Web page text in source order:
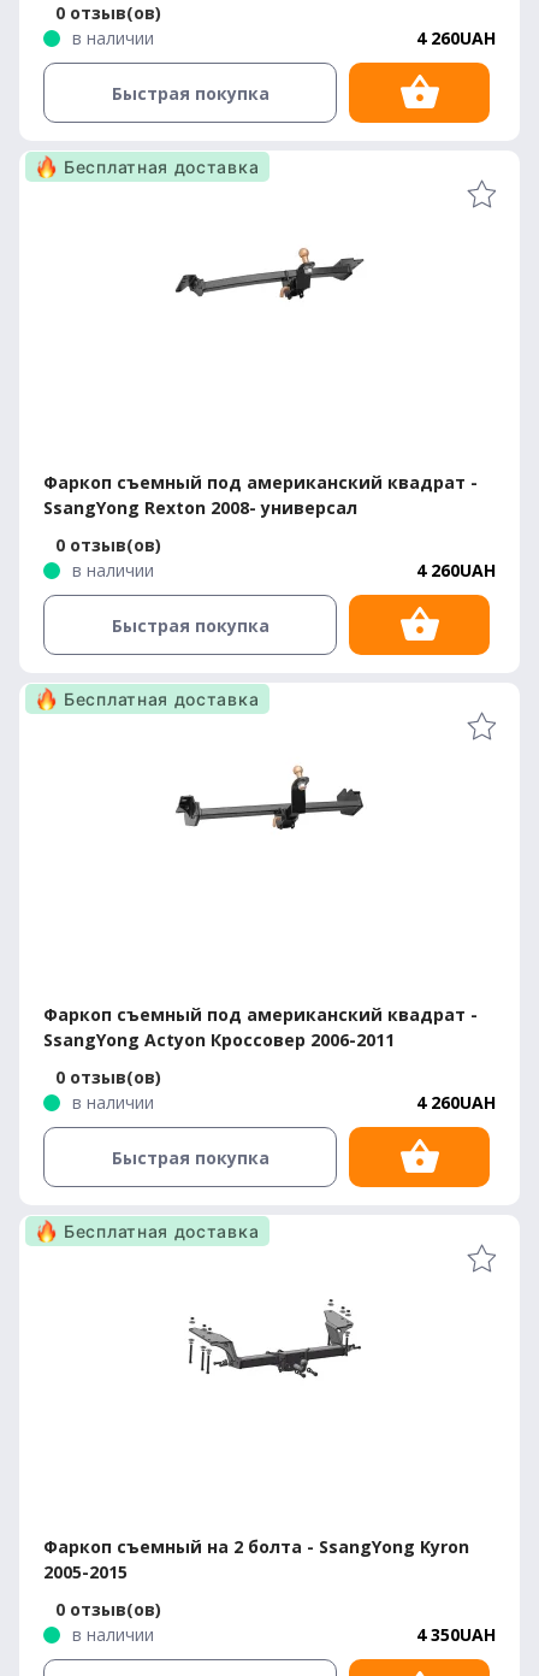
0 отзыв(ов)
в наличии
4 260UAH
Быстрая покупка
Фаркоп съемный под американский квадрат -
SsangYong Rexton 2008- универсал
0 отзыв(ов)
в наличии
4 260UAH
Бесплатная доставка
Быстрая покупка
Фаркоп съемный под американский квадрат -
SsangYong Actyon Кроссовер 2006-2011
0 отзыв(ов)
в наличии
4 260UAH
Бесплатная доставка
Быстрая покупка
Фаркоп съемный на 2 болта - SsangYong Kyron
2005-2015
0 отзыв(ов)
в наличии
4 350UAH
Бесплатная доставка